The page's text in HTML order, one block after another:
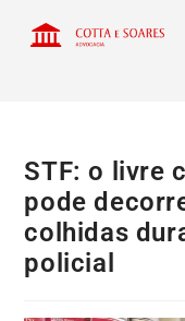
STF: o livre
pode
colhidas
policial